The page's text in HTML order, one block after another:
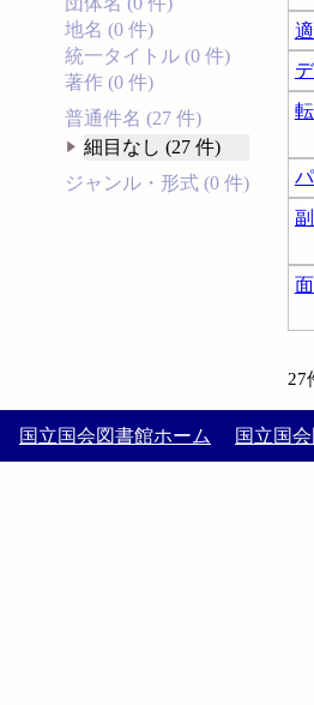
地名 (0 件)
統一タイトル (0 件)
著作 (0 件)
普通件名 (27 件)
細目なし (27 件)
ジャンル・形式 (0 件)
27
国立国会図書館ホーム 国立国